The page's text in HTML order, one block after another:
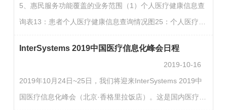
调研的影响区域健康信息化建设的五个影响因素，包括政策
机制、业务服务和管理、资金投入、技术问题、人才队伍，
见表26、图46。全部调研单位中，认为是影响因素的比率
5、惠民服务功能覆盖的业务范围（1）个人医疗健康信息查
询表13：患者个人医疗健康信息查询情况图25：个人医疗健
第一位的是检验记录，全部调研单位能够提供检验记录服务
的为48.1%，其次是门诊记录和检查记录，为36.6%，但总
体程度不高，未超过50%，见表13、图25。图26：个人医疗
健康信息查询内容（三级医院及二级医院）个人医疗健康信
InterSystems 2019中国医疗信息化峰会日程
2019-10-16
2019年10月24日~25日，我们将迎来InterSystems 2019中
国医疗信息化峰会（北京·香格里拉饭店）。这是国内医疗信